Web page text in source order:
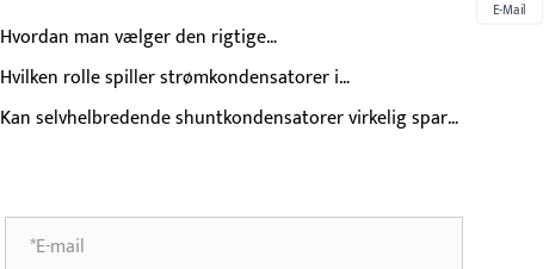
Hvordan man vælger den rigtige
lavspændingseffektkondensator til industriel
effektfaktorkorrektion?
Hvilken rolle spiller strømkondensatorer i
strømsystemer?
Kan selvhelbredende shuntkondensatorer virkelig spare
E-Mail